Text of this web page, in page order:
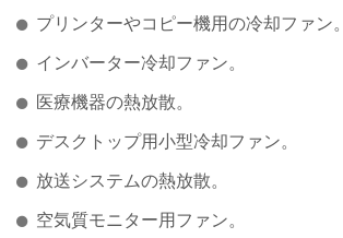
プリンターやコピー機用の冷却ファン。
インバーター冷却ファン。
医療機器の熱放散。
デスクトップ用小型冷却ファン。
放送システムの熱放散。
空気質モニター用ファン。